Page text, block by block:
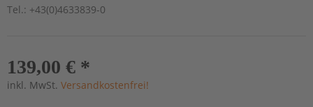
Tel.: +43(0)4633839-0
139,00 € *
inkl. MwSt. Versandkostenfrei!